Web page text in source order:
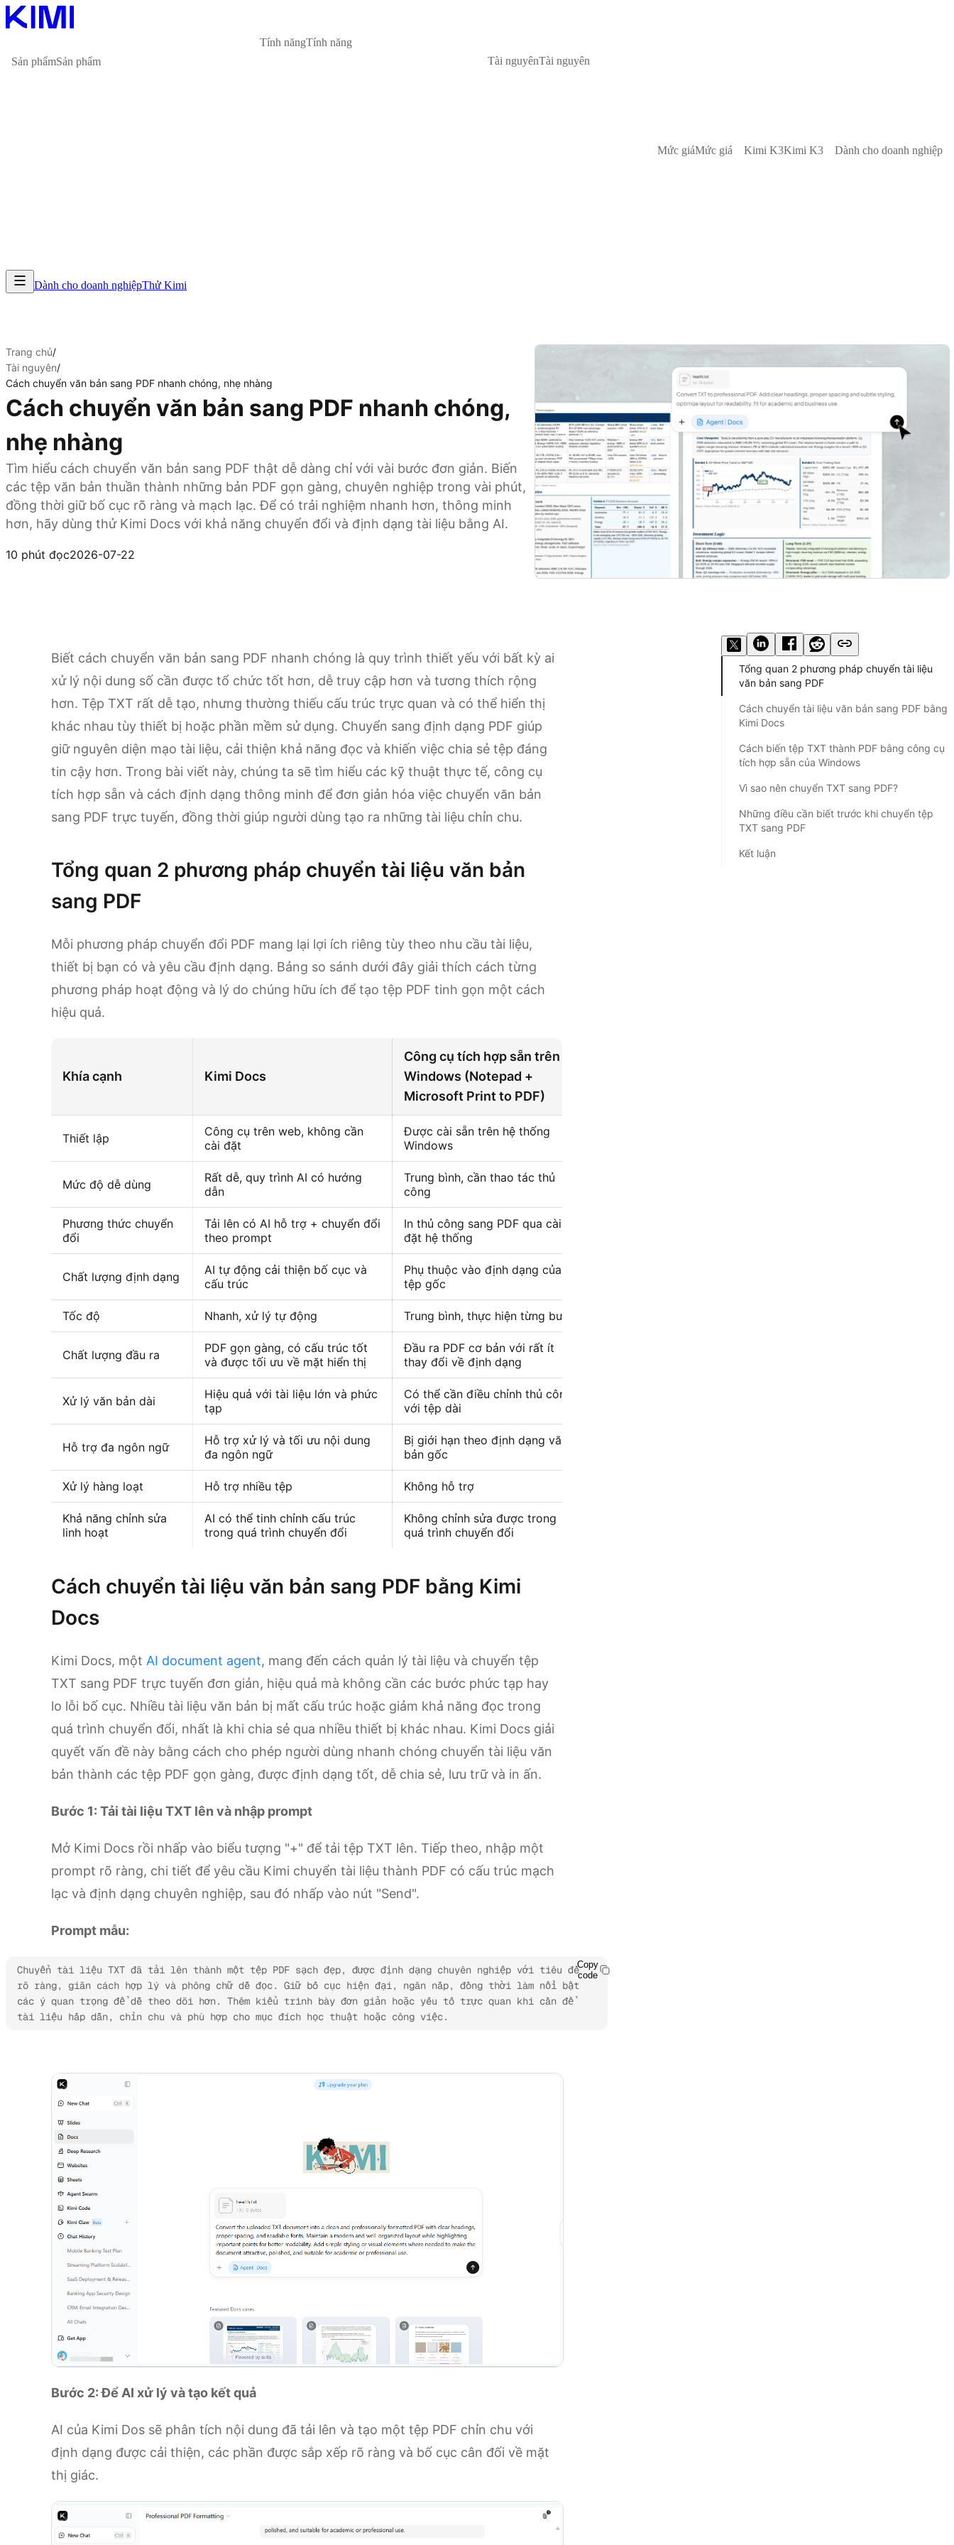
Sản phẩmSản phẩm
Tính năngTính năng
Tài nguyênTài nguyên
Mức giáMức giá Kimi K3Kimi K3 Dành cho doanh nghiệp
Dành cho doanh nghiệpThử Kimi
Trang chủ/
Tài nguyên/
Cách chuyển văn bản sang PDF nhanh chóng, nhẹ nhàng
Cách chuyển văn bản sang PDF nhanh chóng,
nhẹ nhàng
Tìm hiểu cách chuyển văn bản sang PDF thật dễ dàng chỉ với vài bước đơn giản. Biến
các tệp văn bản thuần thành những bản PDF gọn gàng, chuyên nghiệp trong vài phút,
đồng thời giữ bố cục rõ ràng và mạch lạc. Để có trải nghiệm nhanh hơn, thông minh
hơn, hãy dùng thử Kimi Docs với khả năng chuyển đổi và định dạng tài liệu bằng AI.
10 phút đọc2026-07-22
Biết cách chuyển văn bản sang PDF nhanh chóng là quy trình thiết yếu với bất kỳ ai
xử lý nội dung số cần được tổ chức tốt hơn, dễ truy cập hơn và tương thích rộng
hơn. Tệp TXT rất dễ tạo, nhưng thường thiếu cấu trúc trực quan và có thể hiển thị
khác nhau tùy thiết bị hoặc phần mềm sử dụng. Chuyển sang định dạng PDF giúp
giữ nguyên diện mạo tài liệu, cải thiện khả năng đọc và khiến việc chia sẻ tệp đáng
tin cậy hơn. Trong bài viết này, chúng ta sẽ tìm hiểu các kỹ thuật thực tế, công cụ
tích hợp sẵn và cách định dạng thông minh để đơn giản hóa việc chuyển văn bản
sang PDF trực tuyến, đồng thời giúp người dùng tạo ra những tài liệu chỉn chu.
Tổng quan 2 phương pháp chuyển tài liệu văn bản
sang PDF
Mỗi phương pháp chuyển đổi PDF mang lại lợi ích riêng tùy theo nhu cầu tài liệu,
thiết bị bạn có và yêu cầu định dạng. Bảng so sánh dưới đây giải thích cách từng
phương pháp hoạt động và lý do chúng hữu ích để tạo tệp PDF tinh gọn một cách
hiệu quả.
Khía cạnh Kimi Docs
Công cụ tích hợp sẵn trên
Windows (Notepad +
Microsoft Print to PDF)
Thiết lập
Công cụ trên web, không cần
cài đặt
Được cài sẵn trên hệ thống
Windows
Mức độ dễ dùng
Rất dễ, quy trình AI có hướng
dẫn
Trung bình, cần thao tác thủ
công
Phương thức chuyển
đổi
Tải lên có AI hỗ trợ + chuyển đổi
theo prompt
In thủ công sang PDF qua cài
đặt hệ thống
Chất lượng định dạng
AI tự động cải thiện bố cục và
cấu trúc
Phụ thuộc vào định dạng của
tệp gốc
Tốc độ Nhanh, xử lý tự động Trung bình, thực hiện từng bước
Chất lượng đầu ra
PDF gọn gàng, có cấu trúc tốt
và được tối ưu về mặt hiển thị
Đầu ra PDF cơ bản với rất ít
thay đổi về định dạng
Xử lý văn bản dài
Hiệu quả với tài liệu lớn và phức
tạp
Có thể cần điều chỉnh thủ công
với tệp dài
Hỗ trợ đa ngôn ngữ
Hỗ trợ xử lý và tối ưu nội dung
đa ngôn ngữ
Bị giới hạn theo định dạng văn
bản gốc
Xử lý hàng loạt Hỗ trợ nhiều tệp Không hỗ trợ
Khả năng chỉnh sửa
linh hoạt
AI có thể tinh chỉnh cấu trúc
trong quá trình chuyển đổi
Không chỉnh sửa được trong
quá trình chuyển đổi
Cách chuyển tài liệu văn bản sang PDF bằng Kimi
Docs
Kimi Docs, một AI document agent, mang đến cách quản lý tài liệu và chuyển tệp
TXT sang PDF trực tuyến đơn giản, hiệu quả mà không cần các bước phức tạp hay
lo lỗi bố cục. Nhiều tài liệu văn bản bị mất cấu trúc hoặc giảm khả năng đọc trong
quá trình chuyển đổi, nhất là khi chia sẻ qua nhiều thiết bị khác nhau. Kimi Docs giải
quyết vấn đề này bằng cách cho phép người dùng nhanh chóng chuyển tài liệu văn
bản thành các tệp PDF gọn gàng, được định dạng tốt, dễ chia sẻ, lưu trữ và in ấn.
Bước 1: Tải tài liệu TXT lên và nhập prompt
Mở Kimi Docs rồi nhấp vào biểu tượng "+" để tải tệp TXT lên. Tiếp theo, nhập một
prompt rõ ràng, chi tiết để yêu cầu Kimi chuyển tài liệu thành PDF có cấu trúc mạch
lạc và định dạng chuyên nghiệp, sau đó nhấp vào nút "Send".
Prompt mẫu:
Chuyển tài liệu TXT đã tải lên thành một tệp PDF sạch đẹp, được định dạng chuyên nghiệp với tiêu đề
rõ ràng, giãn cách hợp lý và phông chữ dễ đọc. Giữ bố cục hiện đại, ngăn nắp, đồng thời làm nổi bật
các ý quan trọng để dễ theo dõi hơn. Thêm kiểu trình bày đơn giản hoặc yếu tố trực quan khi cần để
tài liệu hấp dẫn, chỉn chu và phù hợp cho mục đích học thuật hoặc công việc.
Copy
code
Bước 2: Để AI xử lý và tạo kết quả
AI của Kimi Dos sẽ phân tích nội dung đã tải lên và tạo một tệp PDF chỉn chu với
định dạng được cải thiện, các phần được sắp xếp rõ ràng và bố cục cân đối về mặt
thị giác.
Tổng quan 2 phương pháp chuyển tài liệu
văn bản sang PDF
Cách chuyển tài liệu văn bản sang PDF bằng
Kimi Docs
Cách biến tệp TXT thành PDF bằng công cụ
tích hợp sẵn của Windows
Vì sao nên chuyển TXT sang PDF?
Những điều cần biết trước khi chuyển tệp
TXT sang PDF
Kết luận